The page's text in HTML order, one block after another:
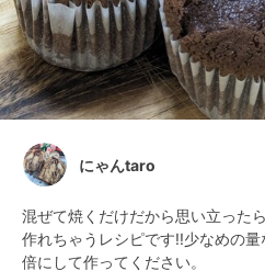
にゃんtaro
混ぜて焼くだけだから思い立った
作れちゃうレシピです!!少なめの
倍にして作ってください。